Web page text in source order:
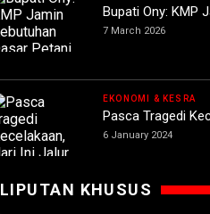
Bupati Ony: KMP
7 March 2026
EKONOMI & KESRA
Pasca Tragedi
6 January 2024
LIPUTAN KHUSUS